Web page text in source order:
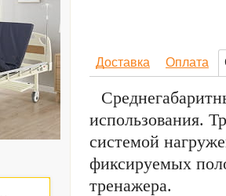
Доставка Оплата
использования.
системой
фиксируемых
тренажера.